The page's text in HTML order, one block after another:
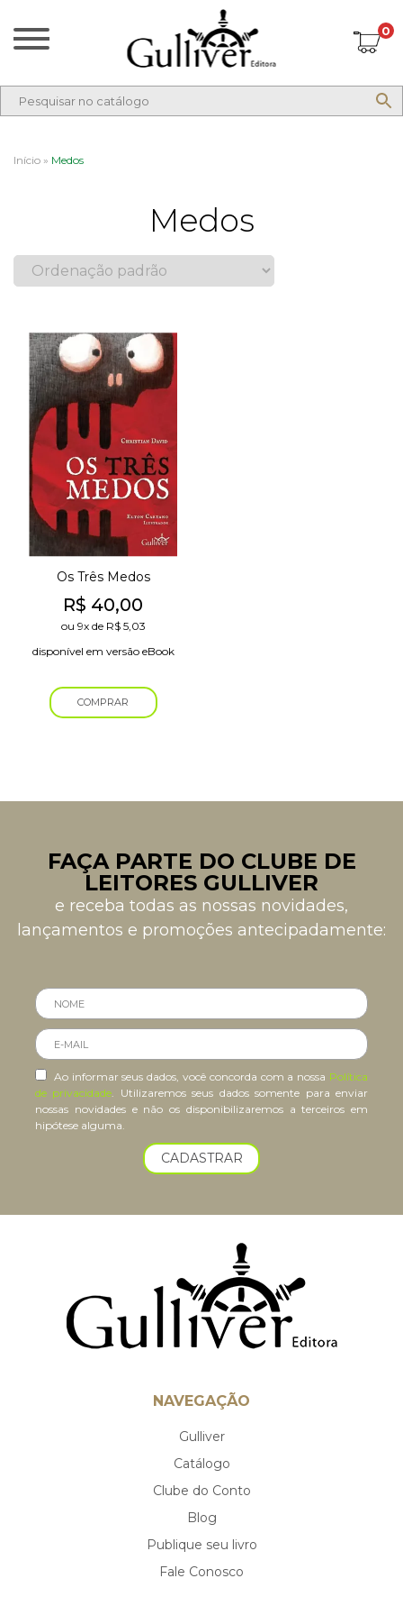
0
Início » Medos
Medos
Os Três Medos
R$ 40,00
ou 9xde R$5,03
disponível em versão eBook
COMPRAR
FAÇA PARTE DO CLUBE DE
LEITORES GULLIVER
e receba todas as nossas novidades,
lançamentos e promoções antecipadamente:
Ao informar seus dados, você concorda com a nossa Política
de privacidade. Utilizaremos seus dados somente para enviar
nossas novidades e não os disponibilizaremos a terceiros em
hipótese alguma.
CADASTRAR
NAVEGAÇÃO
Gulliver
Catálogo
Clube do Conto
Blog
Publique seu livro
Fale Conosco